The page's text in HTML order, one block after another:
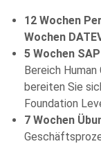
12 Wochen
Wochen
5 Wochen SAP
Bereich
bereiten Sie
Foundation
7 Wochen
leave
this
field
empty.